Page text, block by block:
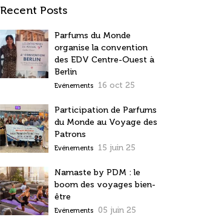
Recent Posts
Parfums du Monde
organise la convention
des EDV Centre-Ouest à
Berlin
Evénements 16 oct 25
Participation de Parfums
du Monde au Voyage des
Patrons
Evénements 15 juin 25
Namaste by PDM : le
boom des voyages bien-
être
Evénements 05 juin 25